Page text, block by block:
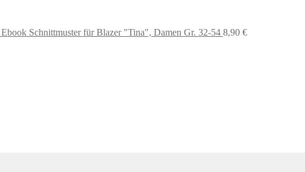
Ebook Schnittmuster für Blazer "Tina", Damen Gr. 32-54 8,90 €